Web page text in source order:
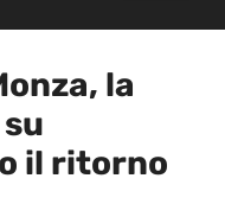
la
il ritorno